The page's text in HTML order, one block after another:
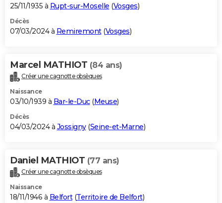
25/11/1935 à Rupt-sur-Moselle (Vosges)
Décès
07/03/2024 à Remiremont(Vosges)
Marcel MATHIOT (84 ans)
Créer une cagnotte obsèques
Naissance
03/10/1939 à Bar-le-Duc(Meuse)
Décès
04/03/2024 à Jossigny(Seine-et-Marne)
Daniel MATHIOT (77 ans)
Créer une cagnotte obsèques
Naissance
18/11/1946 à Belfort(Territoire de Belfort)